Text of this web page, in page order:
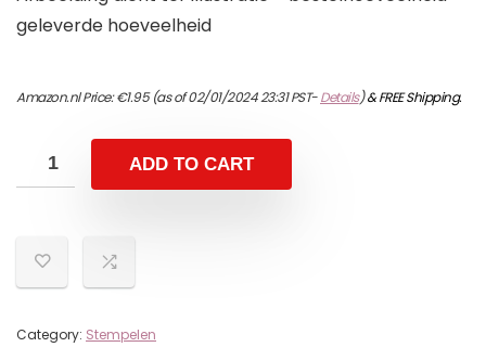
geleverde hoeveelheid
Amazon.nl Price:€1.95(as of 02/01/2024 23:31 PST-Details)&FREE Shipping.
ADD TO CART
Category: Stempelen